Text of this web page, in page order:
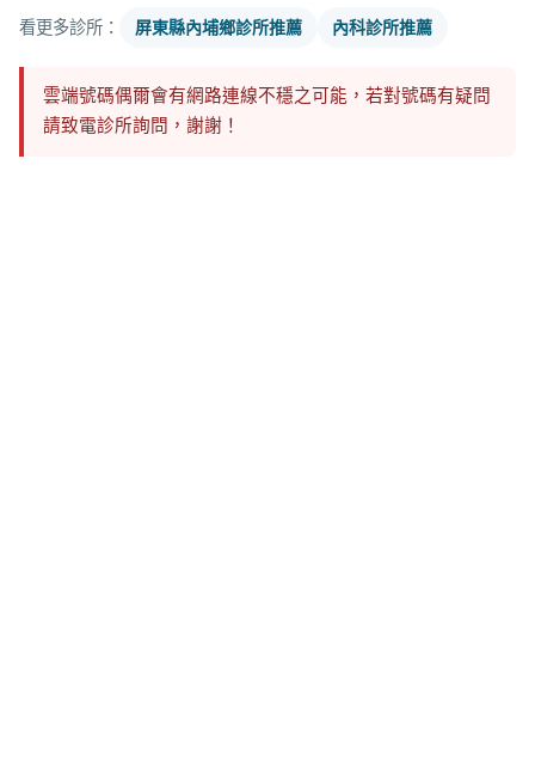
看更多診所： 屏東縣內埔鄉診所推薦 內科診所推薦
雲端號碼偶爾會有網路連線不穩之可能，若對號碼有疑問
請致電診所詢問，謝謝！